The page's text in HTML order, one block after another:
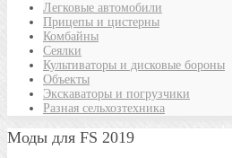
Легковые автомобили
Прицепы и цистерны
Комбайны
Сеялки
Культиваторы и дисковые бороны
Объекты
Экскаваторы и погрузчики
Разная сельхозтехника
Моды для FS 2019